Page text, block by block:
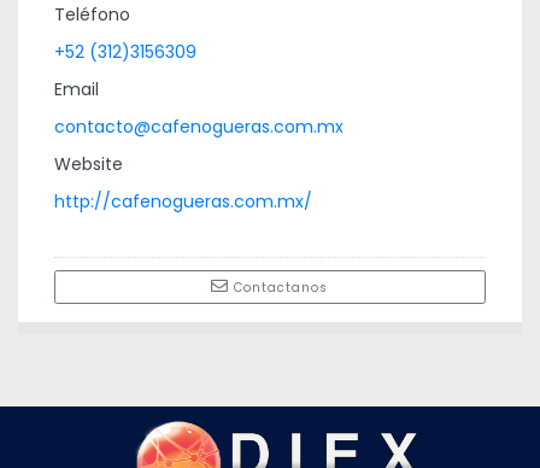
Teléfono
+52 (312)3156309
Email
contacto@cafenogueras.com.mx
Website
http://cafenogueras.com.mx/
Contactanos